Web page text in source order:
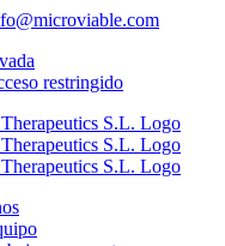
restringido